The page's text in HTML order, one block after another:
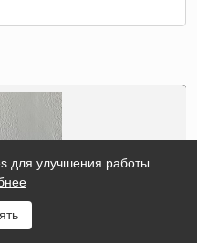
для улучшения работы.